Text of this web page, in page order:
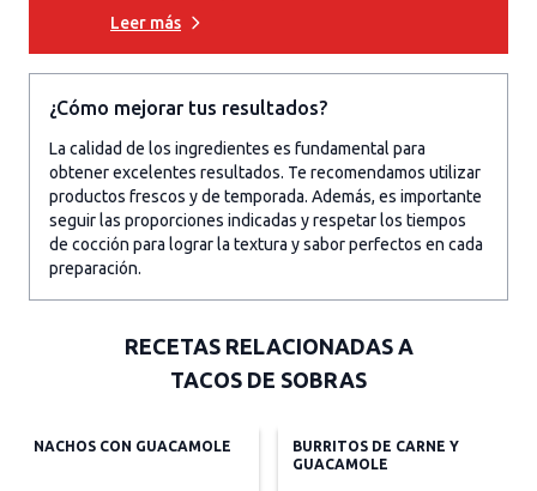
Leer más
¿Cómo mejorar tus resultados?
La calidad de los ingredientes es fundamental para
obtener excelentes resultados. Te recomendamos utilizar
productos frescos y de temporada. Además, es importante
seguir las proporciones indicadas y respetar los tiempos
de cocción para lograr la textura y sabor perfectos en cada
preparación.
RECETAS RELACIONADAS A
TACOS DE SOBRAS
NACHOS CON GUACAMOLE
BURRITOS DE CARNE Y
GUACAMOLE